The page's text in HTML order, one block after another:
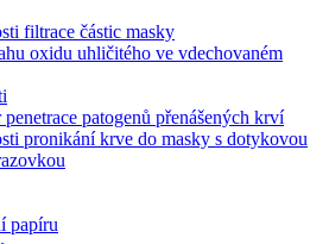
filtrace částic masky
oxidu uhličitého ve vdechovaném
patogenů přenášených krví
pronikání krve do masky s dotykovou
papíru